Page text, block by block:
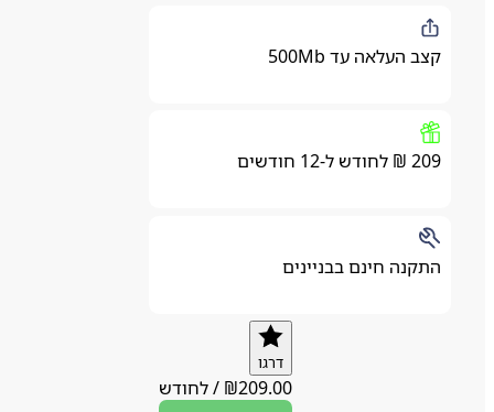
קצב העלאה עד 500Mb
התקנה חינם בבניינים
₪209.00
/לחודש